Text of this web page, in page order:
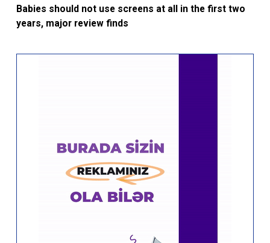
Babies should not use screens at all in the first two
years, major review finds